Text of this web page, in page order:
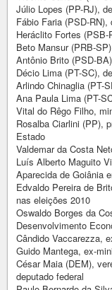
Júlio Lopes (PP-RJ),
Fábio Faria (PSD-RN),
Heráclito Fortes
Beto Mansur (PRB-
Antônio Brito (PSD-
Décio Lima (PT-SC),
Arlindo Chinaglia (PT-
Ana Paula Lima (PT-
Vital do Rêgo Filho,
Rosalba Ciarlini (PP),
Estado
Valdemar da Costa
Luís Alberto Maguito
Aparecida de Goiânia
Edvaldo Pereira de
nas eleições 2010
Oswaldo Borges da
Desenvolvimento
Cândido Vaccarezza,
Guido Mantega, ex-
César Maia (DEM),
deputado federal